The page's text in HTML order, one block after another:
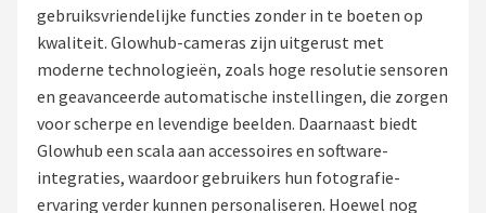
Camera Deurbellen
NAS
Shop
gebruiksvriendelijke functies zonder in te boeten op
kwaliteit. Glowhub-cameras zijn uitgerust met
moderne technologieën, zoals hoge resolutie sensoren
en geavanceerde automatische instellingen, die zorgen
voor scherpe en levendige beelden. Daarnaast biedt
Glowhub een scala aan accessoires en software-
integraties, waardoor gebruikers hun fotografie-
ervaring verder kunnen personaliseren. Hoewel nog